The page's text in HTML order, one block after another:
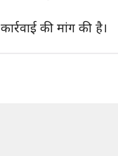
की मांग की है।